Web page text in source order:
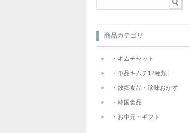
商品カテゴリ
・キムチセット
・単品キムチ12種類
・故郷食品・珍味おかず
・韓国食品
・お中元・ギフト